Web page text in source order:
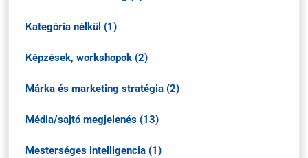
Kategória nélkül (1)
Képzések, workshopok (2)
Márka és marketing stratégia (2)
Média/sajtó megjelenés (13)
Mesterséges intelligencia (1)